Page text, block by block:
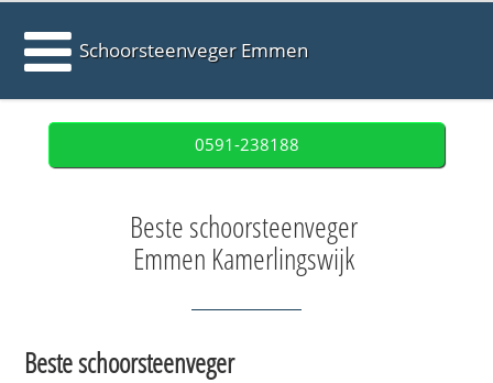
Schoorsteenveger Emmen
0591-238188
Beste schoorsteenveger
Emmen Kamerlingswijk
Beste schoorsteenveger